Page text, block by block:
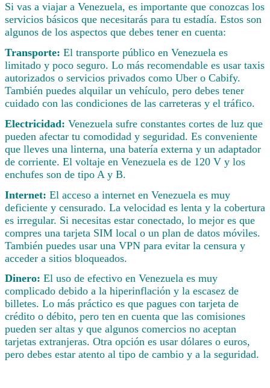
Si vas a viajar a Venezuela, es importante que conozcas los
servicios básicos que necesitarás para tu estadía. Estos son
algunos de los aspectos que debes tener en cuenta:
Transporte: El transporte público en Venezuela es
limitado y poco seguro. Lo más recomendable es usar taxis
autorizados o servicios privados como Uber o Cabify.
También puedes alquilar un vehículo, pero debes tener
cuidado con las condiciones de las carreteras y el tráfico.
Electricidad: Venezuela sufre constantes cortes de luz que
pueden afectar tu comodidad y seguridad. Es conveniente
que lleves una linterna, una batería externa y un adaptador
de corriente. El voltaje en Venezuela es de 120 V y los
enchufes son de tipo A y B.
Internet: El acceso a internet en Venezuela es muy
deficiente y censurado. La velocidad es lenta y la cobertura
es irregular. Si necesitas estar conectado, lo mejor es que
compres una tarjeta SIM local o un plan de datos móviles.
También puedes usar una VPN para evitar la censura y
acceder a sitios bloqueados.
Dinero: El uso de efectivo en Venezuela es muy
complicado debido a la hiperinflación y la escasez de
billetes. Lo más práctico es que pagues con tarjeta de
crédito o débito, pero ten en cuenta que las comisiones
pueden ser altas y que algunos comercios no aceptan
tarjetas extranjeras. Otra opción es usar dólares o euros,
pero debes estar atento al tipo de cambio y a la seguridad.